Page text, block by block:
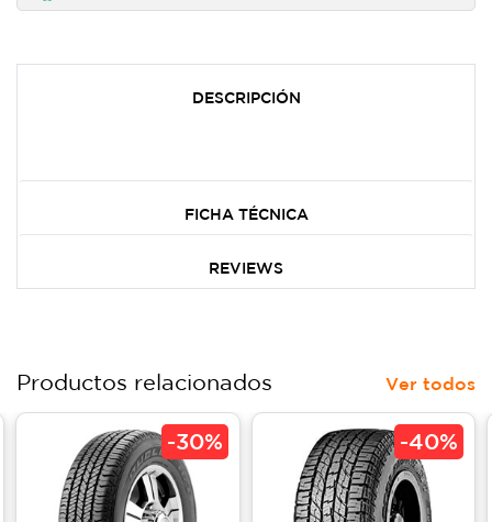
DESCRIPCIÓN
FICHA TÉCNICA
REVIEWS
Productos relacionados Ver todos
-30% -40%